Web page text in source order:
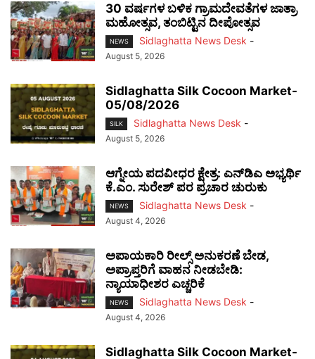
30 ವರ್ಷಗಳ ಬಳಿಕ ಗ್ರಾಮದೇವತೆಗಳ ಜಾತ್ರಾ
ಮಹೋತ್ಸವ, ತಂಬಿಟ್ಟಿನ ದೀಪೋತ್ಸವ
NEWS Sidlaghatta News Desk -
August 5, 2026
Sidlaghatta Silk Cocoon Market-
05/08/2026
SILK Sidlaghatta News Desk -
August 5, 2026
ಆಗ್ನೇಯ ಪದವೀಧರ ಕ್ಷೇತ್ರ: ಎನ್‌ಡಿಎ ಅಭ್ಯರ್ಥಿ
ಕೆ.ಎಂ. ಸುರೇಶ್ ಪರ ಪ್ರಚಾರ ಚುರುಕು
NEWS Sidlaghatta News Desk -
August 4, 2026
ಅಪಾಯಕಾರಿ ರೀಲ್ಸ್ ಅನುಕರಣೆ ಬೇಡ,
ಅಪ್ರಾಪ್ತರಿಗೆ ವಾಹನ ನೀಡಬೇಡಿ:
ನ್ಯಾಯಾಧೀಶರ ಎಚ್ಚರಿಕೆ
NEWS Sidlaghatta News Desk -
August 4, 2026
Sidlaghatta Silk Cocoon Market-